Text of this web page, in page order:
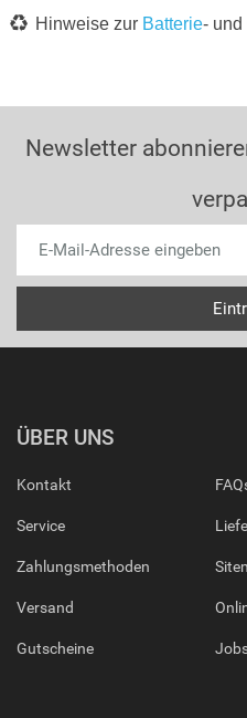
Hinweise zur Batterie- und
Newsletter
ÜBER UNS
Kontakt
Service
Zahlungsmethoden
Versand
Gutscheine